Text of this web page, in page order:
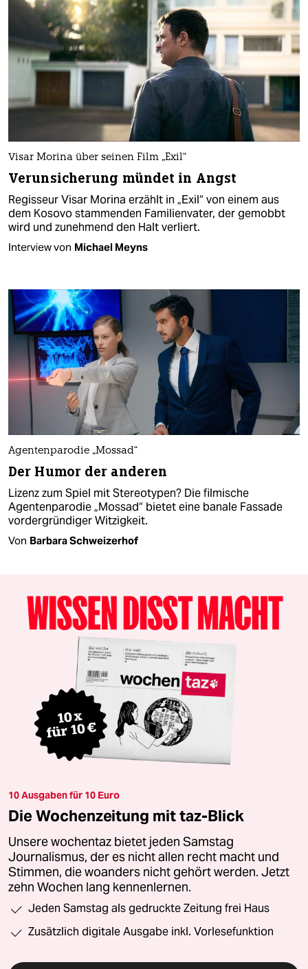
Visar Morina über seinen Film „Exil“
Verunsicherung mündet in Angst
Regisseur Visar Morina erzählt in „Exil“ von einem aus
dem Kosovo stammenden Familienvater, der gemobbt
wird und zunehmend den Halt verliert.
Interview von Michael Meyns
Agentenparodie „Mossad“
Der Humor der anderen
Lizenz zum Spiel mit Stereotypen? Die filmische
Agentenparodie „Mossad“ bietet eine banale Fassade
vordergründiger Witzigkeit.
Von Barbara Schweizerhof
10 Ausgaben für 10 Euro
Die Wochenzeitung mit taz-Blick
Unsere wochentaz bietet jeden Samstag
Journalismus, der es nicht allen recht macht und
Stimmen, die woanders nicht gehört werden. Jetzt
zehn Wochen lang kennenlernen.
Jeden Samstag als gedruckte Zeitung frei Haus
Zusätzlich digitale Ausgabe inkl. Vorlesefunktion